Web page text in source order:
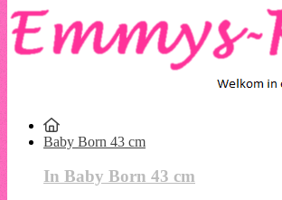
Baby Born 43 cm
In Baby Born 43 cm